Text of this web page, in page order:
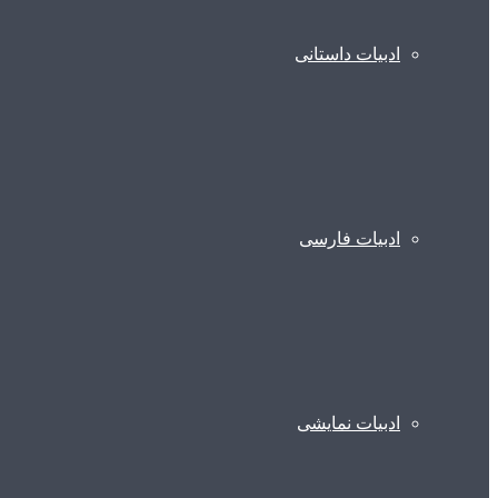
ادبیات داستانی
ادبیات فارسی
ادبیات نمایشی